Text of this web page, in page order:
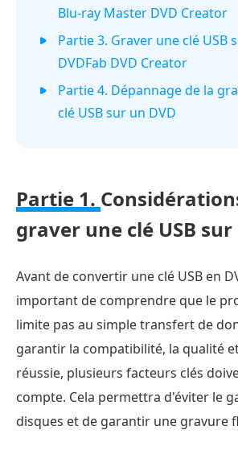
Blu-ray Master DVD Creator
Partie 3. Graver une clé USB
DVDFab DVD Creator
Partie 4. Dépannage de la
clé USB sur un DVD
Partie 1.
graver une clé USB sur
Avant de convertir une clé USB en
important de comprendre que le
limite pas au simple transfert de
garantir la compatibilité, la qualité
réussie, plusieurs facteurs clés
compte. Cela permettra d'éviter le
disques et de garantir une gravure